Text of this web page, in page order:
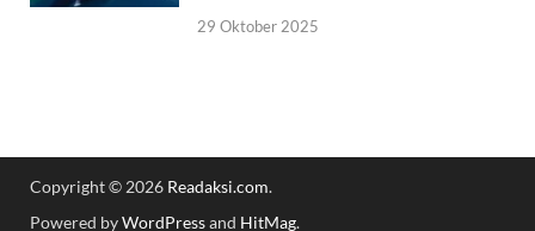
29 Oktober 2025
Copyright © 2026 Readaksi.com.
Powered byWordPressand HitMag.